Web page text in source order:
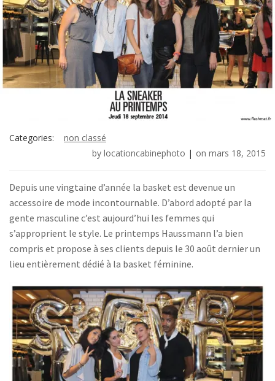
Categories:
non classé
by locationcabinephoto | on mars 18, 2015
Depuis une vingtaine d’année la basket est devenue un
accessoire de mode incontournable. D’abord adopté par la
gente masculine c’est aujourd’hui les femmes qui
s’approprient le style. Le printemps Haussmann l’a bien
compris et propose à ses clients depuis le 30 août dernier un
lieu entièrement dédié à la basket féminine.